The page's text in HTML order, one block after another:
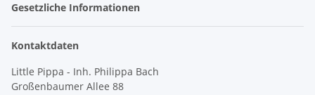
Gesetzliche Informationen
Kontaktdaten
Little Pippa - Inh. Philippa Bach
Großenbaumer Allee 88